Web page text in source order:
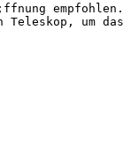
empfohlen.
Teleskop, um das